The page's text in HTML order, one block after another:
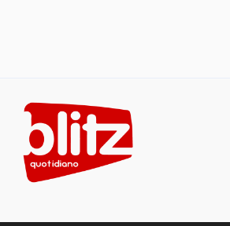
content